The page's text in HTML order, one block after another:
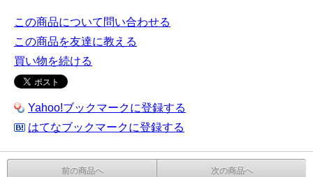
この商品について問い合わせる
この商品を友達に教える
買い物を続ける
Yahoo!ブックマークに登録する
はてなブックマークに登録する
前の商品へ 次の商品へ